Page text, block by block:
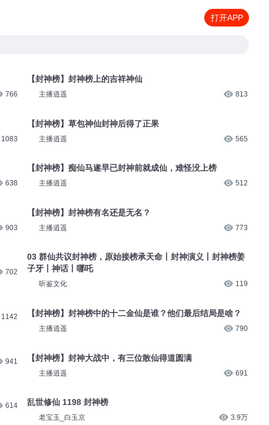
打开APP
766
1083
638
903
702
1142
941
614
【封神榜】封神榜上的吉祥神仙
主播逍遥 813
【封神榜】草包神仙封神后得了正果
主播逍遥 565
【封神榜】痴仙马遂早已封神前就成仙，难怪没上榜
主播逍遥 512
【封神榜】封神榜有名还是无名？
主播逍遥 773
03 群仙共议封神榜，原始接榜承天命丨封神演义丨封神榜姜
子牙丨神话丨哪吒
听鉴文化 119
【封神榜】封神榜中的十二金仙是谁？他们最后结局是啥？
主播逍遥 790
【封神榜】封神大战中，有三位散仙得道圆满
主播逍遥 691
乱世修仙 1198 封神榜
老宝玉_白玉京 3.9万